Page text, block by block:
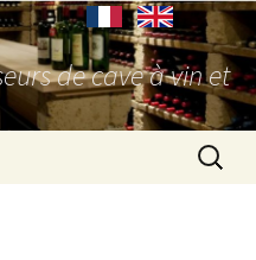
de cave à vin et